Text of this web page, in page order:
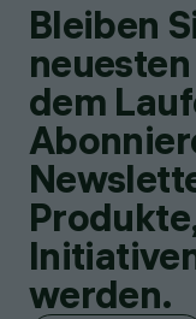
Bleiben
dem
werden.